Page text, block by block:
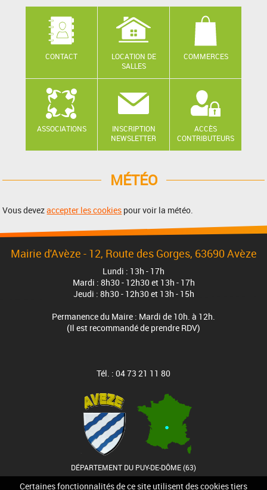
Certaines fonctionnalités de ce site utilisent des cookies tiers
CONTACT
LOCATION DE
SALLES
COMMERCES
ASSOCIATIONS
INSCRIPTION
NEWSLETTER
ACCÈS
CONTRIBUTEURS
MÉTÉO
Vous devezaccepter les cookies pour voir la météo.
Mairie d'Avèze - 12, Route des Gorges, 63690 Avèze
Lundi : 13h - 17h
Mardi : 8h30 - 12h30 et 13h - 17h
Jeudi : 8h30 - 12h30 et 13h - 15h
Permanence du Maire : Mardi de 10h. à 12h.
(Il est recommandé de prendre RDV)
Tél. : 04 73 21 11 80
DÉPARTEMENT DU PUY-DE-DÔME (63)